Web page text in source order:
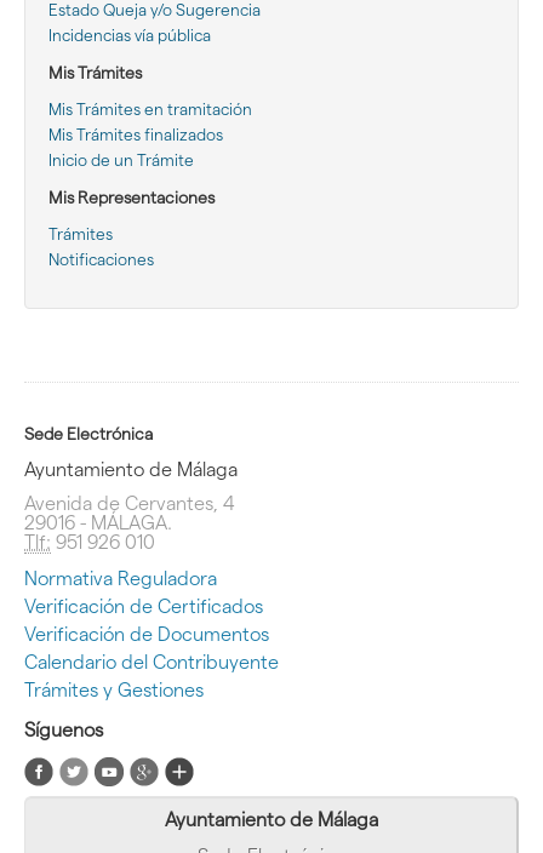
Estado Queja y/o Sugerencia
Incidencias vía pública
Mis Trámites
Mis Trámites en tramitación
Mis Trámites finalizados
Inicio de un Trámite
Mis Representaciones
Trámites
Notificaciones
Sede Electrónica
Ayuntamiento de Málaga
Avenida de Cervantes, 4
29016 - MÁLAGA.
Tlf: 951 926 010
Normativa Reguladora
Verificación de Certificados
Verificación de Documentos
Calendario del Contribuyente
Trámites y Gestiones
Síguenos
Ayuntamiento de Málaga